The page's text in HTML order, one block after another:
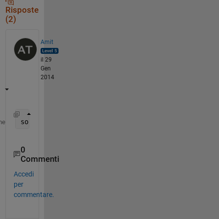
Risposte
(2)
Amit
il 29
Gen
2014
sort(M)
0
Commenti
Accedi
per
commentare.